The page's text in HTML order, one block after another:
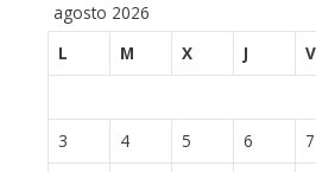
agosto 2026
L
M X J V
3
4 5 6 7